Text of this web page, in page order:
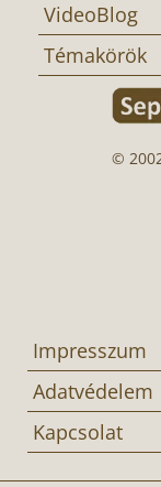
VideoBlog
Témakörök
©
Impresszum
Adatvédelem
Kapcsolat